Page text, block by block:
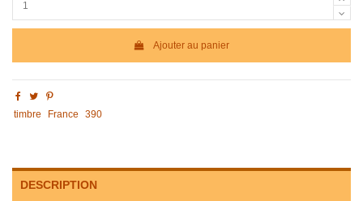
Ajouter au panier
timbre France 390
DESCRIPTION